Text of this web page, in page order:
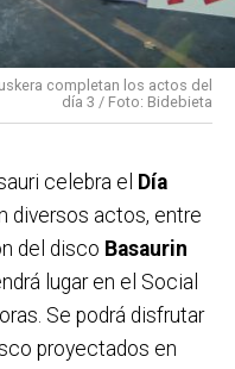
completan los actos del
día 3 / Foto: Bidebieta
celebra el
Día
diversos actos, entre
del disco Basaurin
lugar en el Social
Se podrá disfrutar
proyectados en